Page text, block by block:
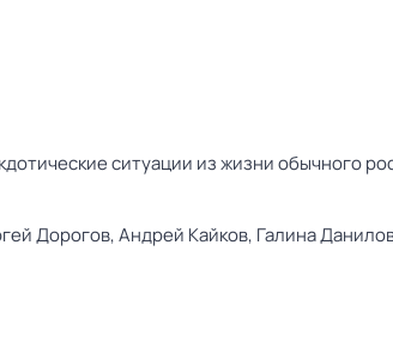
ситуации из жизни обычного
Дорогов,Андрей Кайков, Галина